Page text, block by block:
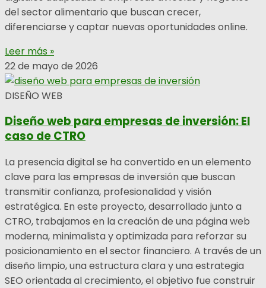
del sector alimentario que buscan crecer,
diferenciarse y captar nuevas oportunidades online.
Leer más »
22 de mayo de 2026
DISEÑO WEB
Diseño web para empresas de inversión: El
caso de CTRO
La presencia digital se ha convertido en un elemento
clave para las empresas de inversión que buscan
transmitir confianza, profesionalidad y visión
estratégica. En este proyecto, desarrollado junto a
CTRO, trabajamos en la creación de una página web
moderna, minimalista y optimizada para reforzar su
posicionamiento en el sector financiero. A través de un
diseño limpio, una estructura clara y una estrategia
SEO orientada al crecimiento, el objetivo fue construir